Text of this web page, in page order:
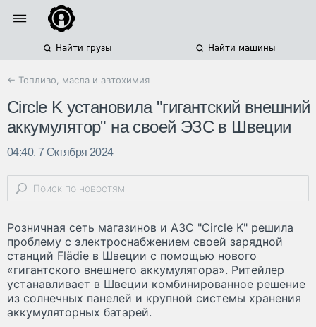
Найти грузы Найти машины
← Топливо, масла и автохимия
Circle K установила "гигантский внешний
аккумулятор" на своей ЭЗС в Швеции
04:40, 7 Октября 2024
Розничная сеть магазинов и АЗС "Circle K" решила
проблему с электроснабжением своей зарядной
станций Flädie в Швеции с помощью нового
«гигантского внешнего аккумулятора». Ритейлер
устанавливает в Швеции комбинированное решение
из солнечных панелей и крупной системы хранения
аккумуляторных батарей.